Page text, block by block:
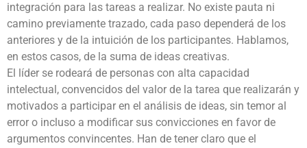
integración para las tareas a realizar. No existe pauta ni
camino previamente trazado, cada paso dependerá de los
anteriores y de la intuición de los participantes. Hablamos,
en estos casos, de la suma de ideas creativas.
El líder se rodeará de personas con alta capacidad
intelectual, convencidos del valor de la tarea que realizarán y
motivados a participar en el análisis de ideas, sin temor al
error o incluso a modificar sus convicciones en favor de
argumentos convincentes. Han de tener claro que el